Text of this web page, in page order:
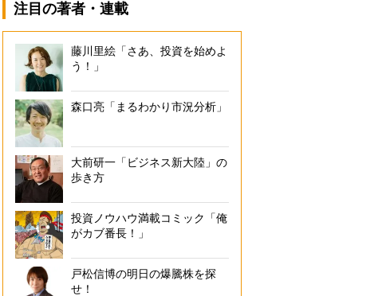
注目の著者・連載
藤川里絵「さあ、投資を始めよ
う！」
森口亮「まるわかり市況分析」
大前研一「ビジネス新大陸」の
歩き方
投資ノウハウ満載コミック「俺
がカブ番長！」
戸松信博の明日の爆騰株を探
せ！